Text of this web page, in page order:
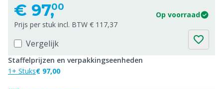
€ 97,00
Op voorraad
Prijs per stuk incl. BTW € 117,37
Vergelijk
Staffelprijzen en verpakkingseenheden
1+ Stuks€ 97,00